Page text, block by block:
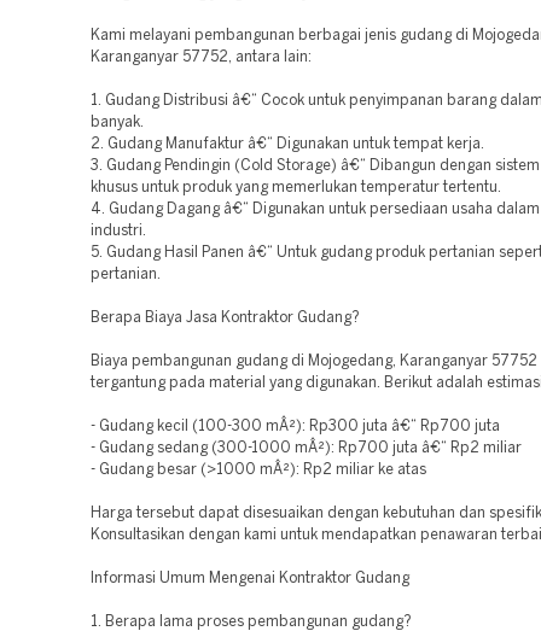
Kami melayani pembangunan berbagai jenis gudang di
Karanganyar 57752, antara lain:
1. Gudang Distribusi â€“ Cocok untuk penyimpanan barang
banyak.
2. Gudang Manufaktur â€“ Digunakan untuk tempat kerja.
3. Gudang Pendingin (Cold Storage) â€“ Dibangun dengan
khusus untuk produk yang memerlukan temperatur tertentu.
4. Gudang Dagang â€“ Digunakan untuk persediaan usaha
industri.
5. Gudang Hasil Panen â€“ Untuk gudang produk pertanian
pertanian.
Berapa Biaya Jasa Kontraktor Gudang?
Biaya pembangunan gudang di Mojogedang, Karanganyar
tergantung pada material yang digunakan. Berikut adalah
- Gudang kecil (100-300 mÂ²): Rp300 juta â€“ Rp700 juta
- Gudang sedang (300-1000 mÂ²): Rp700 juta â€“ Rp2 miliar
- Gudang besar (>1000 mÂ²): Rp2 miliar ke atas
Harga tersebut dapat disesuaikan dengan kebutuhan dan
Konsultasikan dengan kami untuk mendapatkan penawaran
Informasi Umum Mengenai Kontraktor Gudang
1. Berapa lama proses pembangunan gudang?